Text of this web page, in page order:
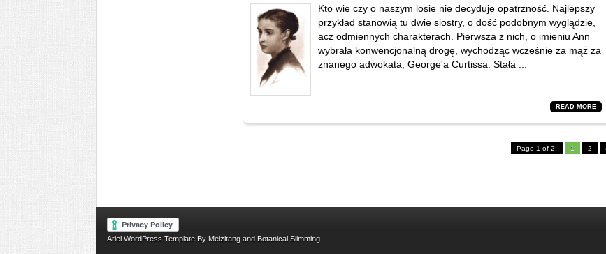
Kto wie czy o naszym losie nie decyduje opatrzność. Najlepszy
przykład stanowią tu dwie siostry, o dość podobnym wyglądzie,
acz odmiennych charakterach. Pierwsza z nich, o imieniu Ann
wybrała konwencjonalną drogę, wychodząc wcześnie za mąż za
znanego adwokata, George'a Curtissa. Stała ...
READ MORE
Page 1 of 2: 1 2
Ariel WordPress Template By Meizitang and Botanical Slimming